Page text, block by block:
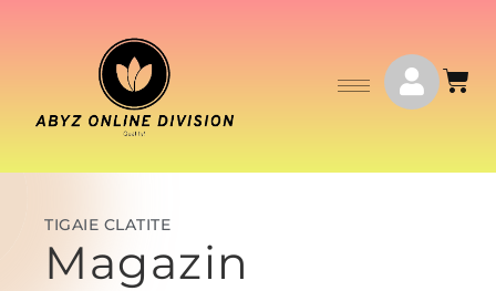
TIGAIE CLATITE
Magazin